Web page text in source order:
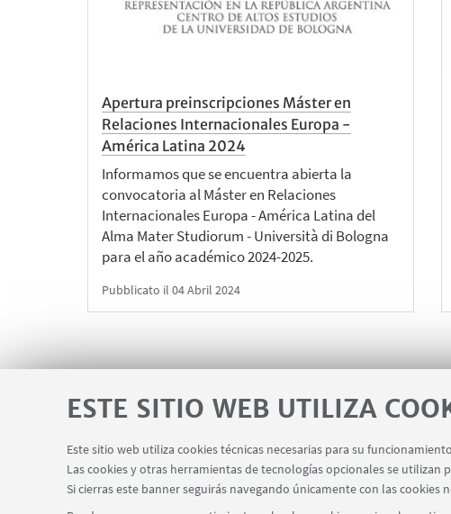
ESTE SITIO WEB UTILIZA
Este sitio web utiliza cookies técnicas necesarias para su
Las cookies y otras herramientas de tecnologías opcionales se
Si cierras este banner seguirás navegando únicamente con las cookies
Apertura preinscripciones Máster en
Relaciones Internacionales Europa -
América Latina 2024
Informamos que se encuentra abierta la
convocatoria al Máster en Relaciones
Internacionales Europa - América Latina del
Alma Mater Studiorum - Università di Bologna
para el año académico 2024-2025.
Pubblicato il 04 Abril 2024
12